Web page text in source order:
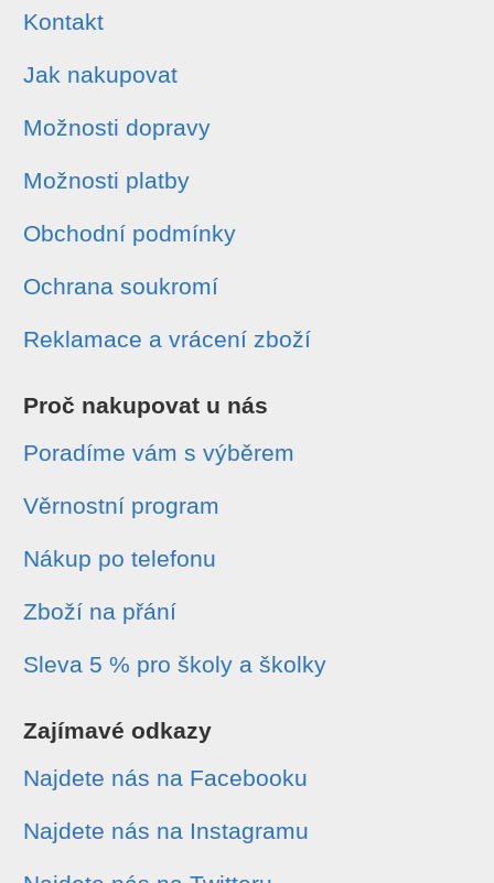
Kontakt
Jak nakupovat
Možnosti dopravy
Možnosti platby
Obchodní podmínky
Ochrana soukromí
Reklamace a vrácení zboží
Proč nakupovat u nás
Poradíme vám s výběrem
Věrnostní program
Nákup po telefonu
Zboží na přání
Sleva 5 % pro školy a školky
Zajímavé odkazy
Najdete nás na Facebooku
Najdete nás na Instagramu